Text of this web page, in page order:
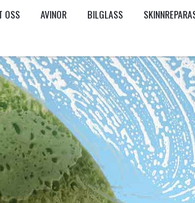
OSS AVINOR BILGLASS